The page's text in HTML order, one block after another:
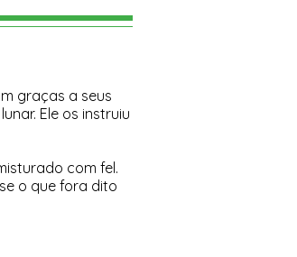
graças a seus
Ele os instruiu
com fel.
o que fora dito